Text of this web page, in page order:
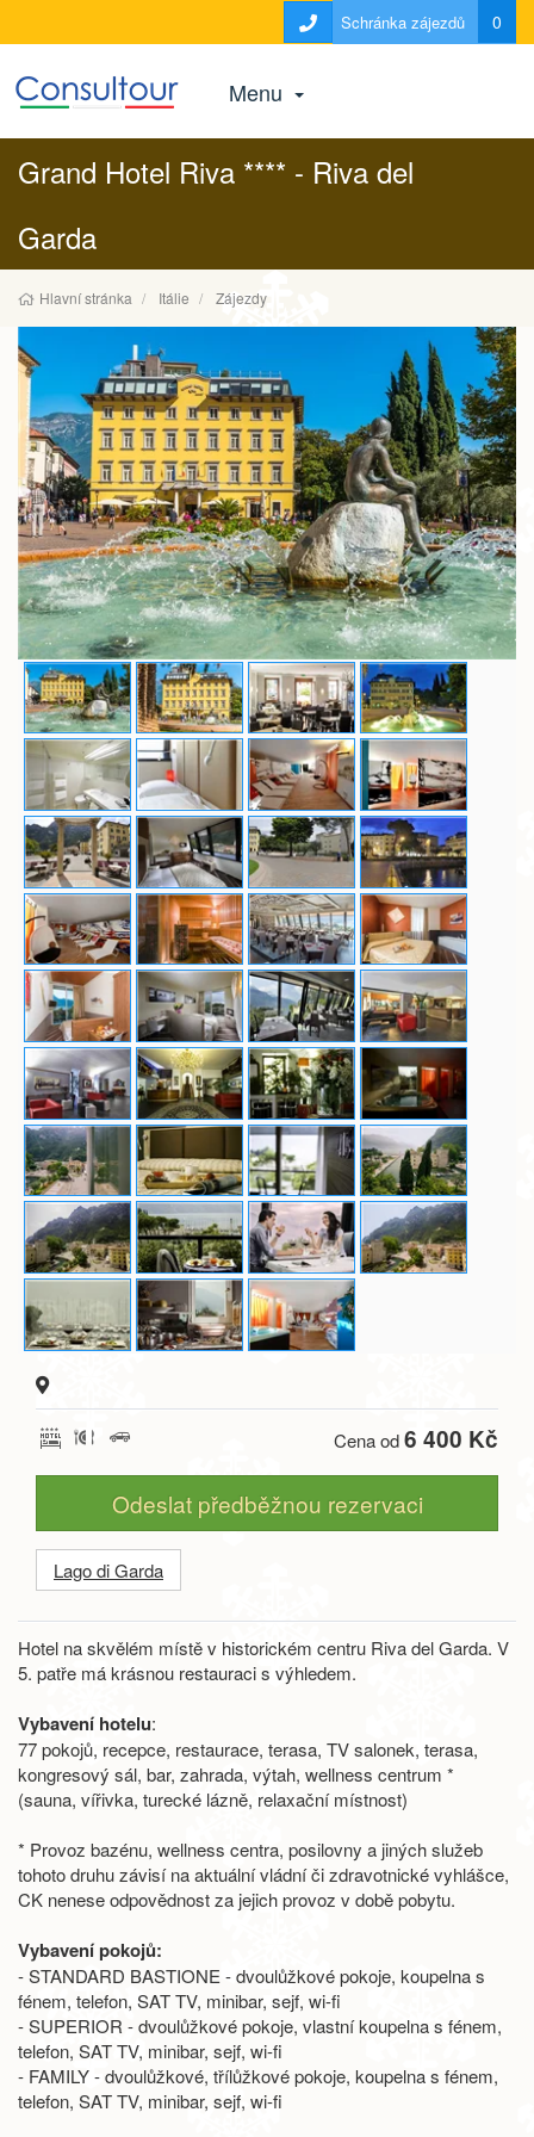
Schránka zájezdů 0
Menu
Grand Hotel Riva **** - Riva del
Garda
Hlavní stránka Itálie Zájezdy
Cena od6 400 Kč
Odeslat předběžnou rezervaci
Lago di Garda
Hotel na skvělém místě v historickém centru Riva del Garda. V
5. patře má krásnou restauraci s výhledem.
Vybavení hotelu:
77 pokojů, recepce, restaurace, terasa, TV salonek, terasa,
kongresový sál, bar, zahrada, výtah, wellness centrum *
(sauna, vířivka, turecké lázně, relaxační místnost)
* Provoz bazénu, wellness centra, posilovny a jiných služeb
tohoto druhu závisí na aktuální vládní či zdravotnické vyhlášce,
CK nenese odpovědnost za jejich provoz v době pobytu.
Vybavení pokojů:
- STANDARD BASTIONE - dvoulůžkové pokoje, koupelna s
fénem, telefon, SAT TV, minibar, sejf, wi-fi
- SUPERIOR - dvoulůžkové pokoje, vlastní koupelna s fénem,
telefon, SAT TV, minibar, sejf, wi-fi
- FAMILY - dvoulůžkové, třílůžkové pokoje, koupelna s fénem,
telefon, SAT TV, minibar, sejf, wi-fi